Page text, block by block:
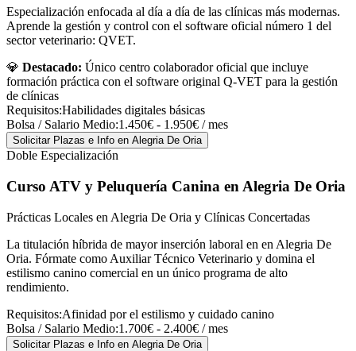
Especialización enfocada al día a día de las clínicas más modernas.
Aprende la gestión y control con el software oficial número 1 del
sector veterinario: QVET.
💎 Destacado: Único centro colaborador oficial que incluye
formación práctica con el software original Q-VET para la gestión
de clínicas
Requisitos:Habilidades digitales básicas
Bolsa / Salario Medio:1.450€ - 1.950€ / mes
Solicitar Plazas e Info en Alegria De Oria
Doble Especialización
Curso ATV y Peluquería Canina en Alegria De Oria
Prácticas Locales en Alegria De Oria y Clínicas Concertadas
La titulación híbrida de mayor inserción laboral en en Alegria De
Oria. Fórmate como Auxiliar Técnico Veterinario y domina el
estilismo canino comercial en un único programa de alto
rendimiento.
Requisitos:Afinidad por el estilismo y cuidado canino
Bolsa / Salario Medio:1.700€ - 2.400€ / mes
Solicitar Plazas e Info en Alegria De Oria